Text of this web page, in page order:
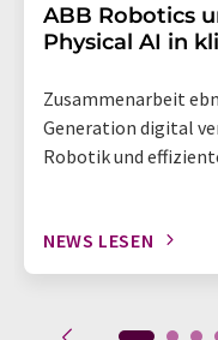
​​​​​​​ABB Robotics
Physical AI in
Zusammenarbeit
Generation digital
Robotik und
NEWS LESEN